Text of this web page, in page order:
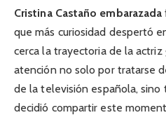
Cristina Castaño embarazada
que más curiosidad despertó
cerca la trayectoria de la
atención no solo por tratarse
de la televisión española, sino
decidió compartir este